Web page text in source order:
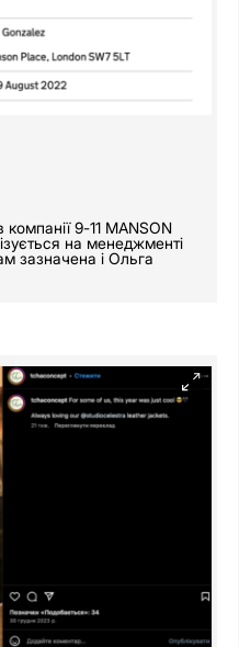
9-11 MANSON
на менеджменті
зазначена і Ольга